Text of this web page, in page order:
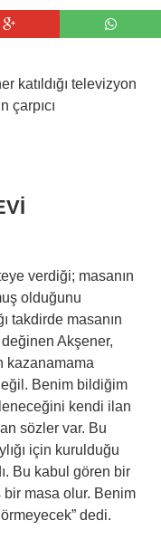
katıldığı televizyon
çarpıcı
verdiği; masanın
olduğunu
takdirde masanın
değinen Akşener,
kazanamama
Benim bildiğim
kendi ilan
sözler var. Bu
için kurulduğu
Bu kabul gören bir
bir masa olur. Benim
dedi.